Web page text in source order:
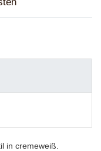
in cremeweiß.